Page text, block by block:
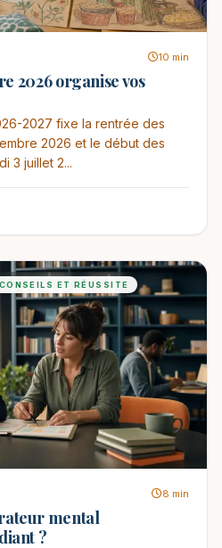
10 min
2026 organise vos
2027 fixe la rentrée des
2026 et le début des
3 juillet 2...
ET RÉUSSITE
8 min
mental
?